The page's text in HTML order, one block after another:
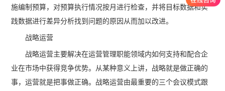
施编制预算，对预算执行情况按月进行检查，并将目标数据和实
践数据进行差异分析找到问题的原因从而加以改进。
战略运营
战略运营主要解决在运营管理职能领域内如何支持和配合企
业在市场中获得竞争优势。从某种意义上讲，战略就是做正确的
事，运营就是把事做正确。战略运营由最重要的三个会议模式跟